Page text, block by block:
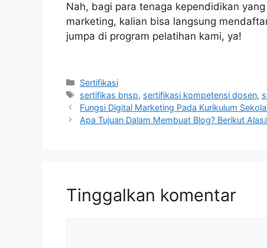
Nah, bagi para tenaga kependidikan
marketing, kalian bisa langsung
jumpa di program pelatihan kami, ya!
Kategori
Sertifikasi
Tag
sertifikas bnsp, sertifikasi kompetensi dosen,
Fungsi Digital Marketing Pada Kurikulum
Apa Tujuan Dalam Membuat Blog? Berikut
Tinggalkan komentar